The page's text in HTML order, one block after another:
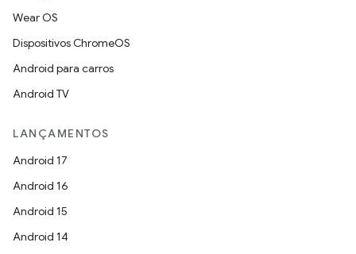
Wear OS
Dispositivos ChromeOS
Android para carros
Android TV
LANÇAMENTOS
Android 17
Android 16
Android 15
Android 14